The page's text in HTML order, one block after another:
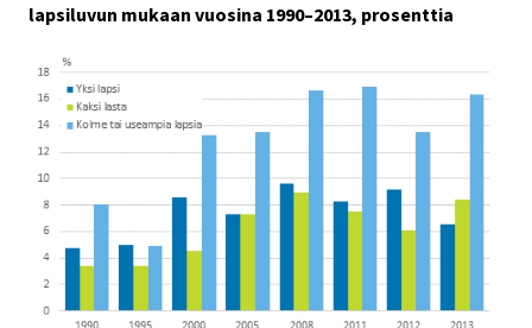
lapsiluvun mukaan vuosina 1990–2013, prosenttia